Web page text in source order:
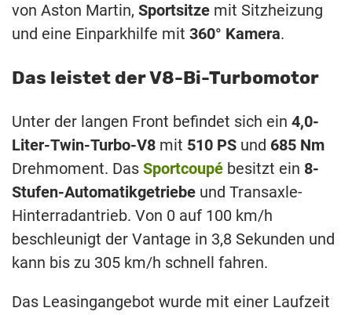
von Aston Martin, Sportsitze mit Sitzheizung
und eine Einparkhilfe mit 360° Kamera.
Das leistet der V8-Bi-Turbomotor
Unter der langen Front befindet sich ein 4,0-
Liter-Twin-Turbo-V8 mit 510 PS und 685 Nm
Drehmoment. Das Sportcoupé besitzt ein 8-
Stufen-Automatikgetriebe und Transaxle-
Hinterradantrieb. Von 0 auf 100 km/h
beschleunigt der Vantage in 3,8 Sekunden und
kann bis zu 305 km/h schnell fahren.
Das Leasingangebot wurde mit einer Laufzeit